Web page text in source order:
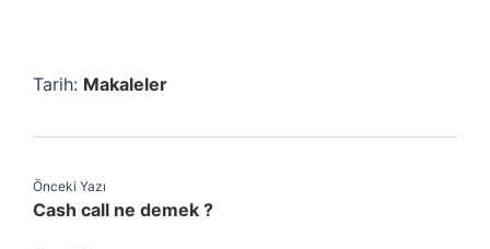
Tarih: Makaleler
Önceki Yazı
Cash call ne demek ?